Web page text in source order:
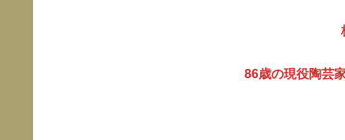
86歳の現役陶芸